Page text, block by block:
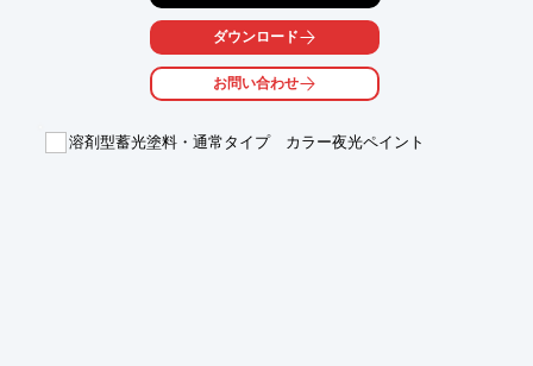
高性能なコンボキット。
この1セットで様々な用途に活用でき、ランタンも付属している
キャンプやリノベーション用としても活躍します。
【特長】
ダウンロード
お問い合わせ
溶剤型蓄光塗料・通常タイプ カラー夜光ペイント